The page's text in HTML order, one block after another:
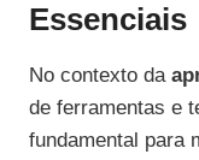
Essenciais
No contexto da
de ferramentas e
fundamental para